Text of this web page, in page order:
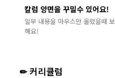
칼럼 양면을 꾸밀수 있어요!
일부 내용을 마우스만 올렸을때
해요!
✏ 커리큘럼